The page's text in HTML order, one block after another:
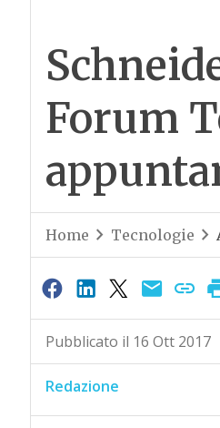
Forum
Home Tecnologie
Pubblicato il 16 Ott 2017
Redazione